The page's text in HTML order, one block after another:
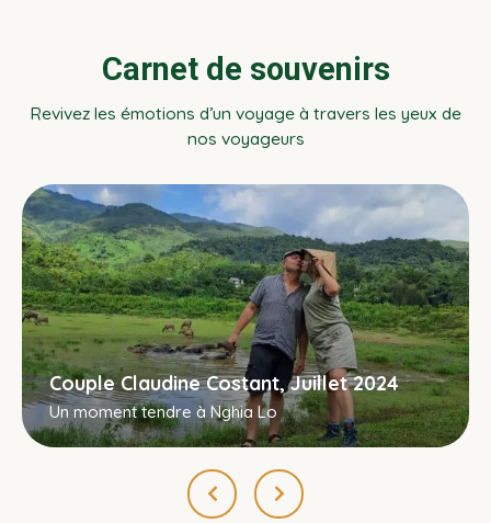
Carnet de souvenirs
Revivez les émotions d’un voyage à travers les yeux de
nos voyageurs
Couple Claudine Costant, Juillet 2024
Un moment tendre à Nghia Lo